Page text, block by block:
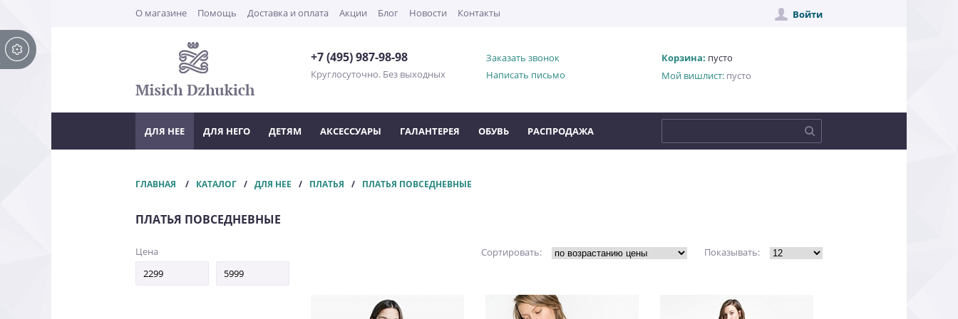
О магазине Помощь Доставка и оплата Акции Блог Новости Контакты Войти
+7 (495) 987-98-98
Круглосуточно. Без выходных
Заказать звонок
Написать письмо
Корзина: пусто
Мой вишлист: пусто
ДЛЯ НЕЕ ДЛЯ НЕГО ДЕТЯМ АКСЕССУАРЫ ГАЛАНТЕРЕЯ ОБУВЬ РАСПРОДАЖА
ГЛАВНАЯ КАТАЛОГ ДЛЯ НЕЕ ПЛАТЬЯ ПЛАТЬЯ ПОВСЕДНЕВНЫЕ
ПЛАТЬЯ ПОВСЕДНЕВНЫЕ
Цена Сортировать: Показывать: